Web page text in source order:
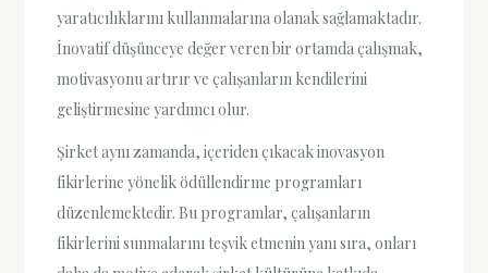
yaratıcılıklarını kullanmalarına olanak sağlamaktadır.
İnovatif düşünceye değer veren bir ortamda çalışmak,
motivasyonu artırır ve çalışanların kendilerini
geliştirmesine yardımcı olur.
Şirket aynı zamanda, içeriden çıkacak inovasyon
fikirlerine yönelik ödüllendirme programları
düzenlemektedir. Bu programlar, çalışanların
fikirlerini sunmalarını teşvik etmenin yanı sıra, onları